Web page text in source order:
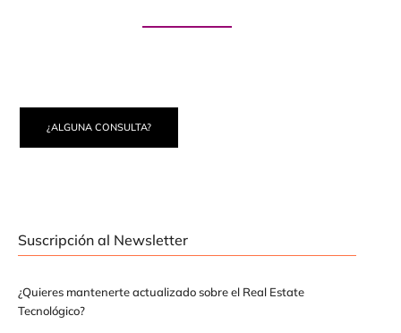
¿ALGUNA CONSULTA?
Suscripción al Newsletter
¿Quieres mantenerte actualizado sobre el Real Estate
Tecnológico?